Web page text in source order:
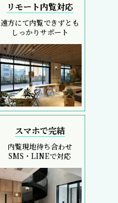
リモート内覧対応
遠方にて内覧できずとも
しっかりサポート
スマホで完結
内覧現地待ち合わせ
SMS・LINEで対応